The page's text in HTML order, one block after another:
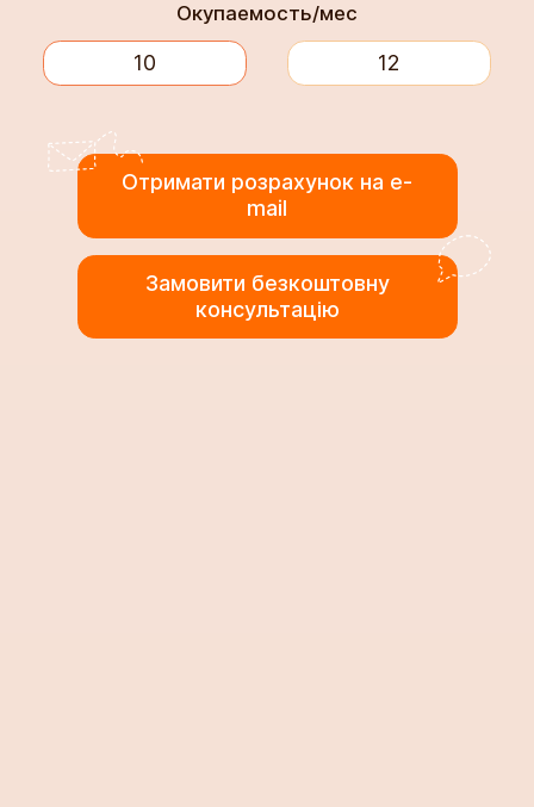
Окупаемость/мес
Отримати розрахунок на e-
mail
Замовити безкоштовну
консультацію